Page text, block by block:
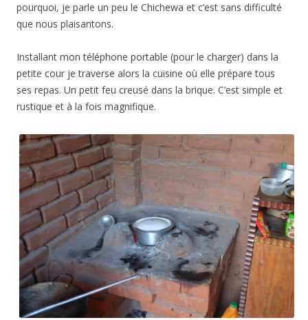
pourquoi, je parle un peu le Chichewa et c’est sans difficulté
que nous plaisantons.
Installant mon téléphone portable (pour le charger) dans la
petite cour je traverse alors la cuisine où elle prépare tous
ses repas. Un petit feu creusé dans la brique. C’est simple et
rustique et à la fois magnifique.